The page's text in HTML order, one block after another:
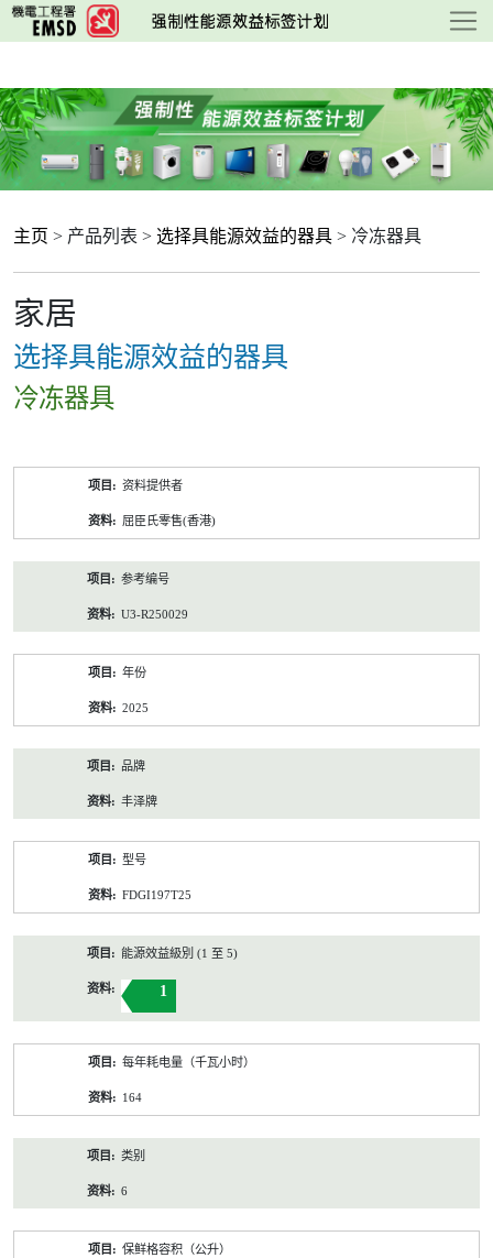
跳
至
要
内
容
主页 > 产品列表 > 选择具能源效益的器具 > 冷冻器具
家居
选择具能源效益的器具
冷冻器具
资料提供者
屈臣氏零售(香港)
参考编号
U3-R250029
年份
2025
品牌
丰泽牌
型号
FDGI197T25
能源效益級別 (1 至 5)
1
每年耗电量（千瓦小时）
164
类别
6
保鲜格容积（公升）